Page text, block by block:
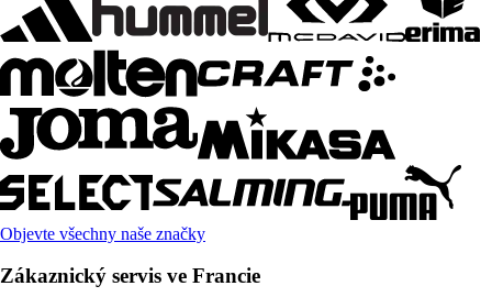
Objevte všechny naše značky
Zákaznický servis ve Francie